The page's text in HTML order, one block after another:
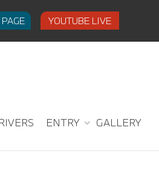
YOUTUBE LIVE
ENTRY GALLERY